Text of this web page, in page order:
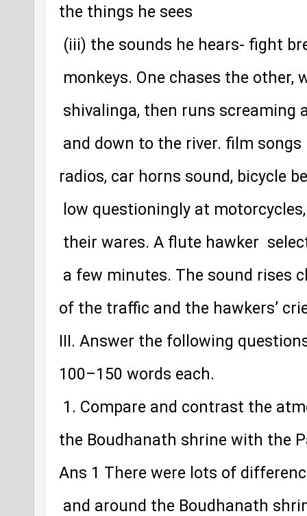
the things he sees
(iii) the sounds he hears- fight
monkeys. One chases the other,
shivalinga, then runs screaming
and down to the river. film
radios, car horns sound, bicycle
low questioningly at
their wares. A flute hawker
a few minutes. The sound rises
of the traffic and the hawkers’
III. Answer the following
100–150 words each.
1. Compare and contrast the
the Boudhanath shrine with the
Ans 1 There were lots of
and around the Boudhanath